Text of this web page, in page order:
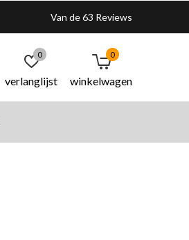
verlanglijst
0
winkelwagen
0
Van de 63 Reviews